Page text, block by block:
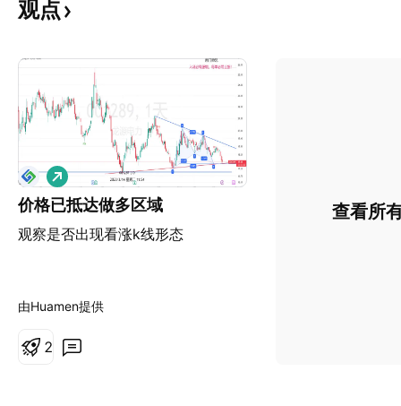
观点
价格已抵达做多区域
观察是否出现看涨k线形态
做
多
由Huamen提供
2
查看所